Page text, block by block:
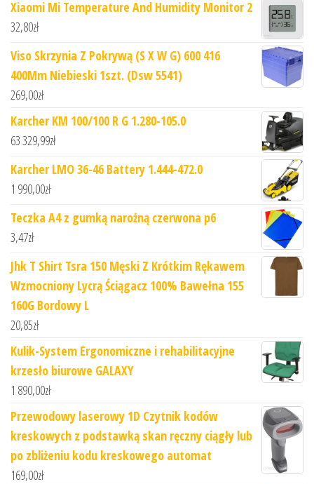
Xiaomi Mi Temperature And Humidity Monitor 2
32,80zł
Viso Skrzynia Z Pokrywą (S X W G) 600 416
400Mm Niebieski 1szt. (Dsw 5541)
269,00zł
Karcher KM 100/100 R G 1.280-105.0
63 329,99zł
Karcher LMO 36-46 Battery 1.444-472.0
1 990,00zł
Teczka A4 z gumką narożną czerwona p6
3,47zł
Jhk T Shirt Tsra 150 Męski Z Krótkim Rękawem
Wzmocniony Lycrą Ściągacz 100% Bawełna 155
160G Bordowy L
20,85zł
Kulik-System Ergonomiczne i rehabilitacyjne
krzesło biurowe GALAXY
1 890,00zł
Przewodowy laserowy 1D Czytnik kodów
kreskowych z podstawką skan ręczny ciągły lub
po zbliżeniu kodu kreskowego automat
169,00zł